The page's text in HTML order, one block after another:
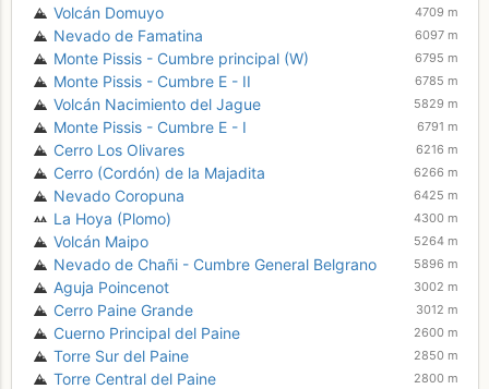
Volcán Domuyo 4709 m
Nevado de Famatina 6097 m
Monte Pissis - Cumbre principal (W) 6795 m
Monte Pissis - Cumbre E - II 6785 m
Volcán Nacimiento del Jague 5829 m
Monte Pissis - Cumbre E - I 6791 m
Cerro Los Olivares 6216 m
Cerro (Cordón) de la Majadita 6266 m
Nevado Coropuna 6425 m
La Hoya (Plomo) 4300 m
Volcán Maipo 5264 m
Nevado de Chañi - Cumbre General Belgrano 5896 m
Aguja Poincenot 3002 m
Cerro Paine Grande 3012 m
Cuerno Principal del Paine 2600 m
Torre Sur del Paine 2850 m
Torre Central del Paine 2800 m